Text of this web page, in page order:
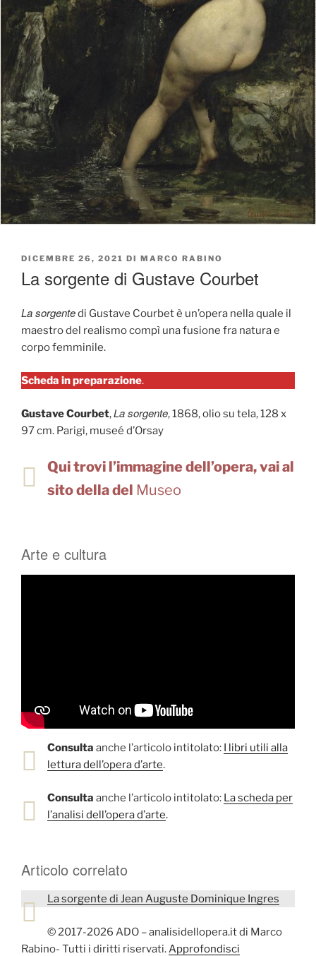
PUBBLICATO
DICEMBRE 26, 2021 DI MARCO RABINO
La sorgente di Gustave Courbet
La sorgentedi Gustave Courbet è un’opera nella quale il
maestro del realismo compì una fusione fra natura e
corpo femminile.
Scheda in preparazione.
Gustave Courbet,La sorgente, 1868, olio su tela, 128 x
97 cm. Parigi, museé d’Orsay
Qui trovi l’immagine dell’opera, vai al
sito della del Museo
Arte e cultura
Consulta anche l’articolo intitolato: I libri utili alla
lettura dell’opera d’arte.
Consulta anche l’articolo intitolato: La scheda per
l’analisi dell’opera d’arte.
Articolo correlato
La sorgente di Jean Auguste Dominique Ingres
© 2017-2026 ADO – analisidellopera.it di Marco
Rabino- Tutti i diritti riservati. Approfondisci